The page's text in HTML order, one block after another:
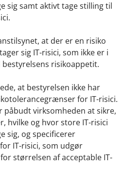
sig samt aktivt tage stilling til
at der er en risiko
sig IT-risici, som ikke er i
risikoappetit.
at bestyrelsen ikke har
for IT-risici.
påbudt virksomheden at sikre,
hvilke og hvor store IT-risici
sig, og specificerer
IT-risici, som udgør
størrelsen af acceptable IT-